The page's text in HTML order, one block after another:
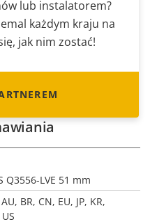
lub instalatorem?
każdym kraju na
jak nim zostać!
Q3556-LVE 51 mm
BR, CN, EU, JP, KR,